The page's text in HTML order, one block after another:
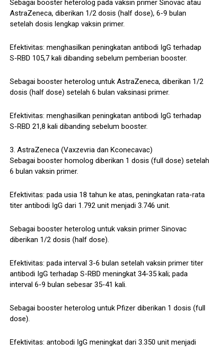
Sebagai booster heterolog pada vaksin primer Sinovac atau
AstraZeneca, diberikan 1/2 dosis (half dose), 6-9 bulan
setelah dosis lengkap vaksin primer.
Efektivitas: menghasilkan peningkatan antibodi IgG terhadap
S-RBD 105,7 kali dibanding sebelum pemberian booster.
Sebagai booster heterolog untuk AstraZeneca, diberikan 1/2
dosis (half dose) setelah 6 bulan vaksinasi primer.
Efektivitas: menghasilkan peningkatan antibodi IgG terhadap
S-RBD 21,8 kali dibanding sebelum booster.
3. AstraZeneca (Vaxzevria dan Kconecavac)
Sebagai booster homolog diberikan 1 dosis (full dose) setelah
6 bulan vaksin primer.
Efektivitas: pada usia 18 tahun ke atas, peningkatan rata-rata
titer antibodi IgG dari 1.792 unit menjadi 3.746 unit.
Sebagai booster heterolog untuk vaksin primer Sinovac
diberikan 1/2 dosis (half dose).
Efektivitas: pada interval 3-6 bulan setelah vaksin primer titer
antibodi IgG terhadap S-RBD meningkat 34-35 kali; pada
interval 6-9 bulan sebesar 35-41 kali.
Sebagai booster heterolog untuk Pfizer diberikan 1 dosis (full
dose).
Efektivitas: antobodi IgG meningkat dari 3.350 unit menjadi